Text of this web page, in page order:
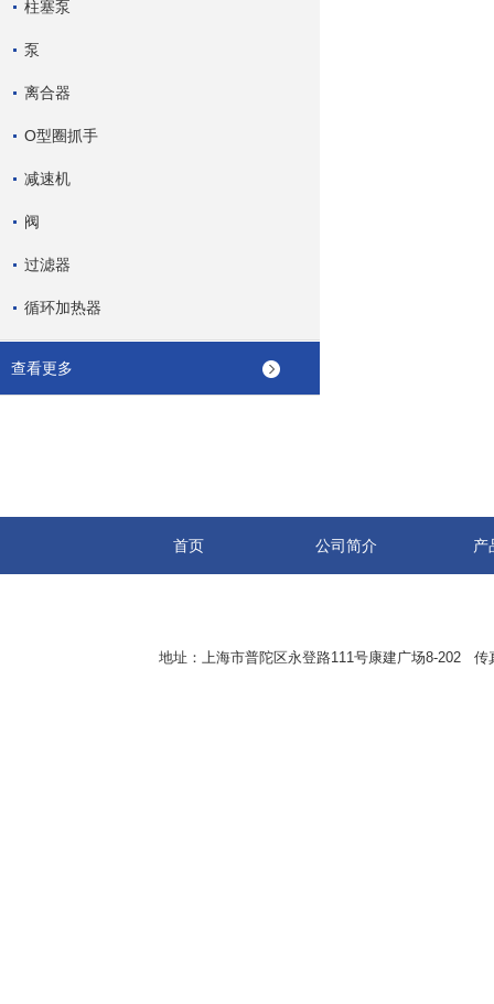
柱塞泵
泵
离合器
O型圈抓手
减速机
阀
过滤器
循环加热器
查看更多
首页 公司简介 产
地址：上海市普陀区永登路111号康建广场8-202